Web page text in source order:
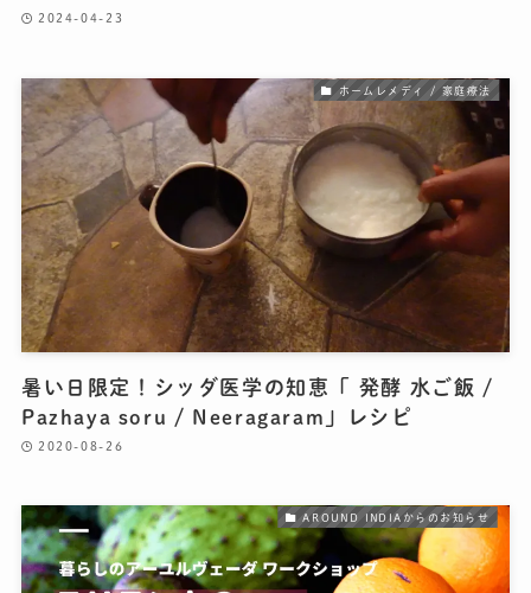
2024-04-23
ホームレメディ / 家庭療法
暑い日限定！シッダ医学の知恵「 発酵 水ご飯 /
Pazhaya soru / Neeragaram」レシピ
2020-08-26
AROUND INDIAからのお知らせ